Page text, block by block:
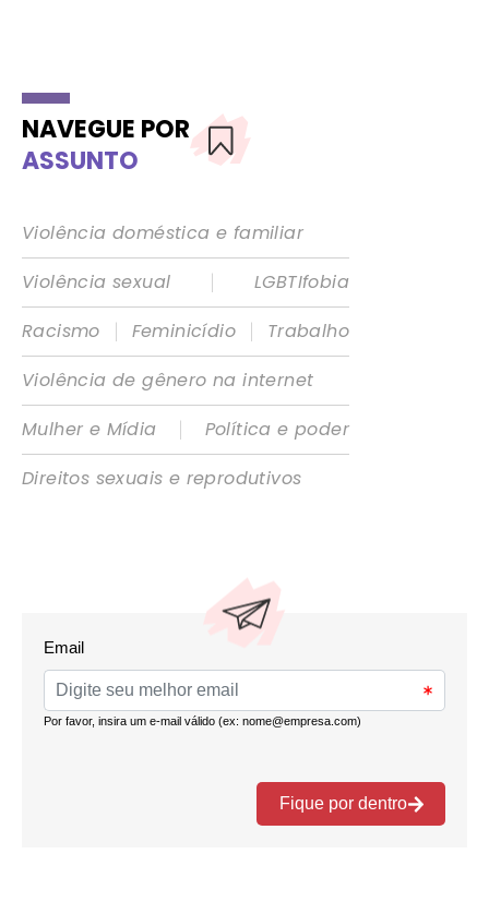
NAVEGUE POR
ASSUNTO
Violência doméstica e familiar
Violência sexual
|
LGBTIfobia
Racismo
| Feminicídio |
Trabalho
Violência de gênero na internet
Mulher e Mídia
|
Política e poder
Direitos sexuais e reprodutivos